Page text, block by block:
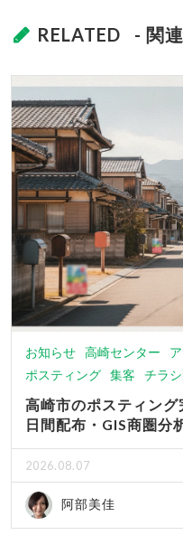
RELATED - 関
お知らせ 高崎センター
ポスティング 集客 チラ
高崎市のポスティン
日間配布・GIS商圏分
2026.08.07
阿部美佳